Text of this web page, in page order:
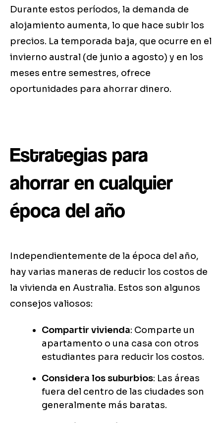
Durante estos períodos, la demanda de
alojamiento aumenta, lo que hace subir los
precios. La temporada baja, que ocurre en el
invierno austral (de junio a agosto) y en los
meses entre semestres, ofrece
oportunidades para ahorrar dinero.
Estrategias para
ahorrar en cualquier
época del año
Independientemente de la época del año,
hay varias maneras de reducir los costos de
la vivienda en Australia. Estos son algunos
consejos valiosos:
Compartir vivienda: Comparte un
apartamento o una casa con otros
estudiantes para reducir los costos.
Considera los suburbios: Las áreas
fuera del centro de las ciudades son
generalmente más baratas.